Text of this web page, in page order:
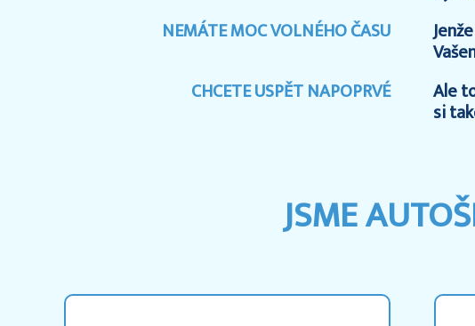
NEMÁTE MOC VOLNÉHO ČASU
CHCETE USPĚT NAPOPRVÉ
Ale
si
JSME